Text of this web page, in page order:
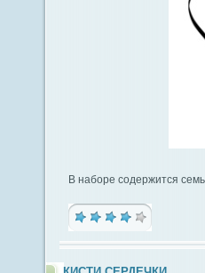
В наборе содержится